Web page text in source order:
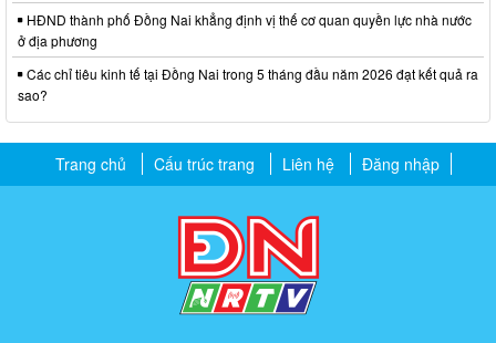
HĐND thành phố Đồng Nai khẳng định vị thế cơ quan quyền lực nhà nước
ở địa phương
Các chỉ tiêu kinh tế tại Đồng Nai trong 5 tháng đầu năm 2026 đạt kết quả ra
sao?
Trang chủ Cấu trúc trang Liên hệ Đăng nhập